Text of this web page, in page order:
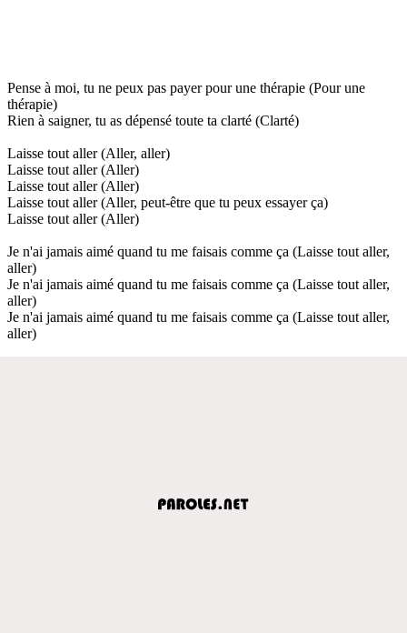
Pense à moi, tu ne peux pas payer pour une thérapie (Pour une
thérapie)
Rien à saigner, tu as dépensé toute ta clarté (Clarté)
Laisse tout aller (Aller, aller)
Laisse tout aller (Aller)
Laisse tout aller (Aller)
Laisse tout aller (Aller, peut-être que tu peux essayer ça)
Laisse tout aller (Aller)
Je n'ai jamais aimé quand tu me faisais comme ça (Laisse tout aller,
aller)
Je n'ai jamais aimé quand tu me faisais comme ça (Laisse tout aller,
aller)
Je n'ai jamais aimé quand tu me faisais comme ça (Laisse tout aller,
aller)